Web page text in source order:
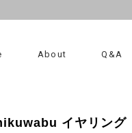
About Q&A
イヤリング